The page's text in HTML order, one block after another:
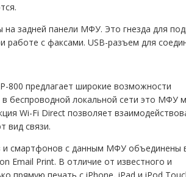
задней панели МФУ. Это гнезда для
с факсами. USB-разъем для
800 предлагает широкие возможности
беспроводной локальной сети это МФУ
Wi-Fi Direct позволяет
вид связи.
смартфонов с данным МФУ объединены
Email Print. В отличие от известного и
прямую печать с iPhone, iPad и iPod